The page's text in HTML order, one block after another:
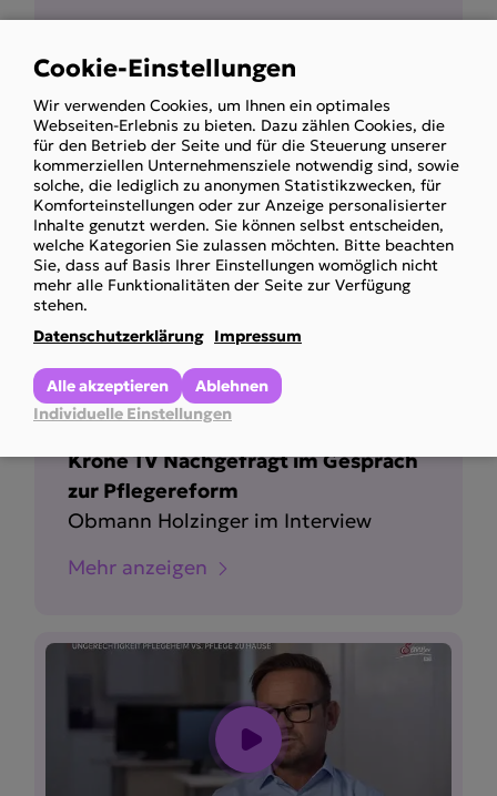
Inkontinenzmaterial wird gekürzt?
ORF konkret-Beitrag
Obmann Holzinger im Interview
Mehr anzeigen
Krone TV Nachgefragt im Gespräch
zur Pflegereform
Obmann Holzinger im Interview
Mehr anzeigen
Use
of
personal
data
and
cookies
Cookie-Einstellungen
Wir verwenden Cookies, um Ihnen ein optimales
Webseiten-Erlebnis zu bieten. Dazu zählen Cookies, die
für den Betrieb der Seite und für die Steuerung unserer
kommerziellen Unternehmensziele notwendig sind, sowie
solche, die lediglich zu anonymen Statistikzwecken, für
Komforteinstellungen oder zur Anzeige personalisierter
Inhalte genutzt werden. Sie können selbst entscheiden,
welche Kategorien Sie zulassen möchten. Bitte beachten
Sie, dass auf Basis Ihrer Einstellungen womöglich nicht
mehr alle Funktionalitäten der Seite zur Verfügung
stehen.
Datenschutzerklärung Impressum
Individuelle Einstellungen
Ablehnen
Alle akzeptieren